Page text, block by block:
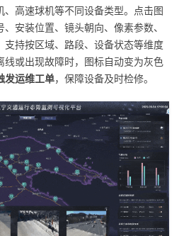
、高速球机等不同设备类型。点击图
安装位置、镜头朝向、像素参数、
支持按区域、路段、设备状态等维度
线或出现故障时，图标自动变为灰色
发运维工单，保障设备及时检修。